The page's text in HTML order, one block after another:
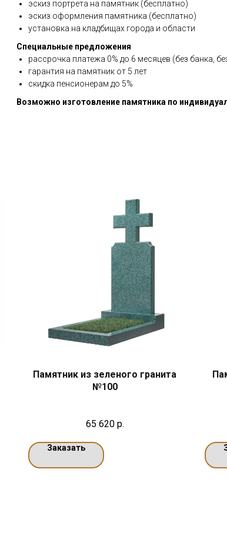
эскиз портрета на памятник (бесплатно)
эскиз оформления памятника (бесплатно)
установка на кладбищах города и области
Специальные предложения
рассрочка платежа 0% до 6 месяцев (без банка,
гарантия на памятник от 5 лет
скидка пенсионерам до 5%
Возможно изготовление памятника по
Памятник из зеленого гранита
№100
65 620 р.
Заказать